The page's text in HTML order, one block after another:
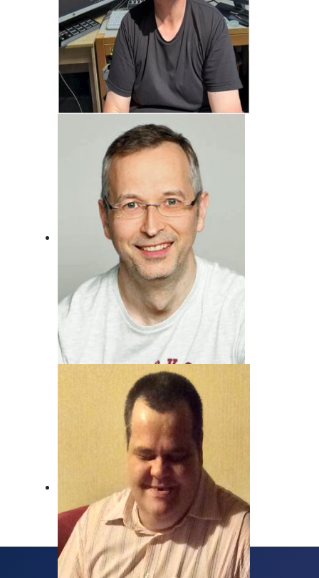
Der wird wohl nie erwachsen ... Will er
auch gar nicht!
Andreas von Juterzenka
Unser Mann für Deutsche Musik und